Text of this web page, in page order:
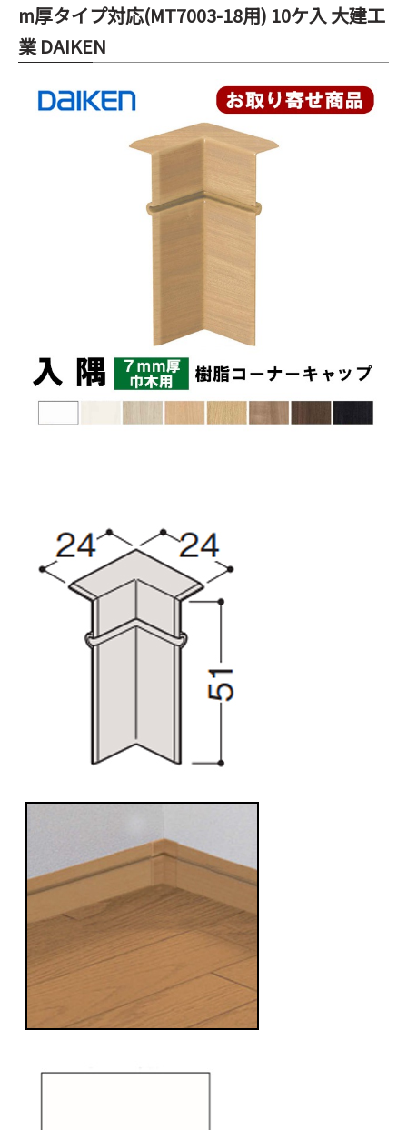
m厚タイプ対応(MT7003-18用) 10ケ入 大建工
業 DAIKEN